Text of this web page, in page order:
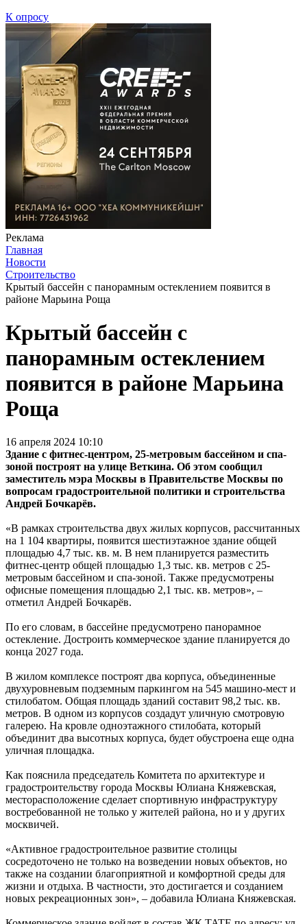
К опросу
Реклама
Главная
Новости
Строительство
Крытый бассейн с панорамным остеклением появится в
районе Марьина Роща
Крытый бассейн с
панорамным остеклением
появится в районе Марьина
Роща
16 апреля 2024 10:10
Здание с фитнес-центром, 25-метровым бассейном и спа-
зоной построят на улице Веткина. Об этом сообщил
заместитель мэра Москвы в Правительстве Москвы по
вопросам градостроительной политики и строительства
Андрей Бочкарёв.
«В рамках строительства двух жилых корпусов, рассчитанных
на 1 104 квартиры, появится шестиэтажное здание общей
площадью 4,7 тыс. кв. м. В нем планируется разместить
фитнес-центр общей площадью 1,3 тыс. кв. метров с 25-
метровым бассейном и спа-зоной. Также предусмотрены
офисные помещения площадью 2,1 тыс. кв. метров», –
отметил Андрей Бочкарёв.
По его словам, в бассейне предусмотрено панорамное
остекление. Достроить коммерческое здание планируется до
конца 2027 года.
В жилом комплексе построят два корпуса, объединенные
двухуровневым подземным паркингом на 545 машино-мест и
стилобатом. Общая площадь зданий составит 98,2 тыс. кв.
метров. В одном из корпусов создадут уличную смотровую
галерею. На кровле одноэтажного стилобата, который
объединит два высотных корпуса, будет обустроена еще одна
уличная площадка.
Как пояснила председатель Комитета по архитектуре и
градостроительству города Москвы Юлиана Княжевская,
месторасположение сделает спортивную инфраструктуру
востребованной не только у жителей района, но и у других
москвичей.
«Активное градостроительное развитие столицы
сосредоточено не только на возведении новых объектов, но
также на создании благоприятной и комфортной среды для
жизни и отдыха. В частности, это достигается и созданием
новых рекреационных зон», – добавила Юлиана Княжевская.